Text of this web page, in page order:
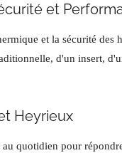
et
et la sécurité des
d'un insert,
Heyrieux
quotidien pour